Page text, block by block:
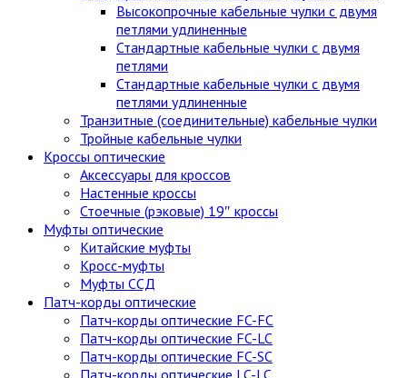
Высокопрочные кабельные чулки с двумя
петлями удлиненные
Стандартные кабельные чулки с двумя
петлями
Стандартные кабельные чулки с двумя
петлями удлиненные
Транзитные (соединительные) кабельные чулки
Тройные кабельные чулки
Кроссы оптические
Аксессуары для кроссов
Настенные кроссы
Стоечные (рэковые) 19″ кроссы
Муфты оптические
Китайские муфты
Кросс-муфты
Муфты ССД
Патч-корды оптические
Патч-корды оптические FC-FC
Патч-корды оптические FC-LC
Патч-корды оптические FC-SC
Патч-корды оптические LC-LC